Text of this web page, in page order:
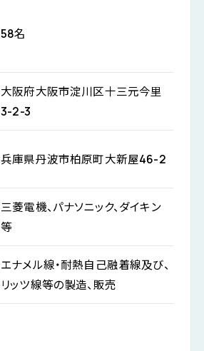
58名
大阪府大阪市淀川区十三元今里
3-2-3
兵庫県丹波市柏原町大新屋46-2
三菱電機、パナソニック、ダイキン
等
エナメル線・耐熱自己融着線及び、
リッツ線等の製造、販売